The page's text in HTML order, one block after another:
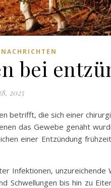
NACHRICHTEN
bei
2025
betrifft, die sich einer
das Gewebe genäht
einer Entzündung
Infektionen,
bis hin zu